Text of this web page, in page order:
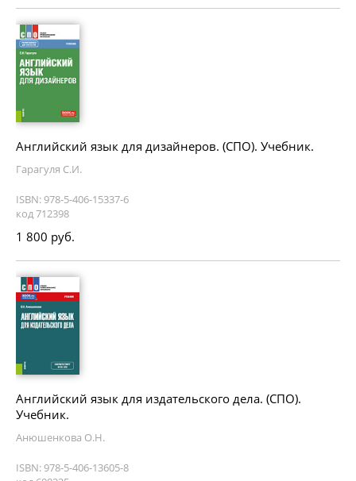
Английский язык для дизайнеров. (СПО). Учебник.
Гарагуля С.И.
ISBN: 978-5-406-15337-6
код 712398
1 800 руб.
Английский язык для издательского дела. (СПО).
Учебник.
Анюшенкова О.Н.
ISBN: 978-5-406-13605-8